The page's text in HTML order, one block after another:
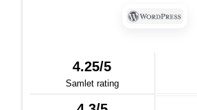
4.25/5
Samlet rating